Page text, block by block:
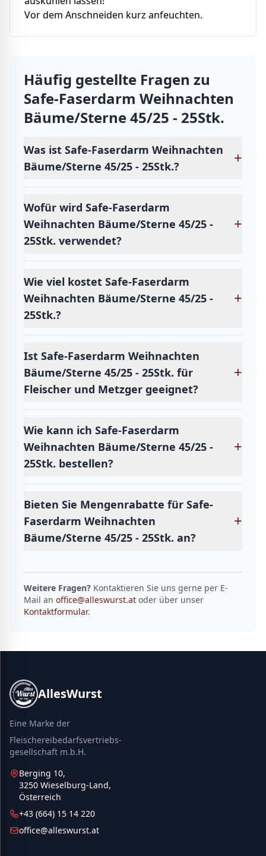
Vor dem Anschneiden kurz anfeuchten.
Häufig gestellte Fragen zu
Safe-Faserdarm Weihnachten
Bäume/Sterne 45/25 - 25Stk.
Was ist Safe-Faserdarm Weihnachten
Bäume/Sterne 45/25 - 25Stk.?
+
Wofür wird Safe-Faserdarm
Weihnachten Bäume/Sterne 45/25 -
25Stk. verwendet?
+
Wie viel kostet Safe-Faserdarm
Weihnachten Bäume/Sterne 45/25 -
25Stk.?
+
Ist Safe-Faserdarm Weihnachten
Bäume/Sterne 45/25 - 25Stk. für
Fleischer und Metzger geeignet?
+
Wie kann ich Safe-Faserdarm
Weihnachten Bäume/Sterne 45/25 -
25Stk. bestellen?
+
Bieten Sie Mengenrabatte für Safe-
Faserdarm Weihnachten
Bäume/Sterne 45/25 - 25Stk. an?
+
Weitere Fragen? Kontaktieren Sie uns gerne per E-
Mail an office@alleswurst.at oder über unser
Kontaktformular.
AllesWurst
Eine Marke der
Fleischereibedarfsvertriebs-
gesellschaft m.b.H.
Berging 10,
3250 Wieselburg-Land,
Österreich
+43 (664) 15 14 220
office@alleswurst.at